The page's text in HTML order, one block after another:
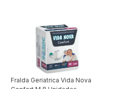
Fralda Geriatrica Vida Nova